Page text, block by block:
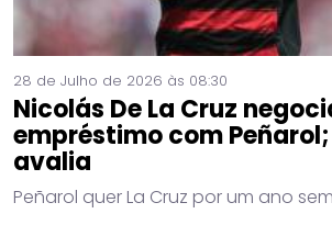
28 de Julho de 2026 às 08:30
Nicolás De La Cruz
empréstimo com
avalia
Peñarol quer La Cruz por um ano